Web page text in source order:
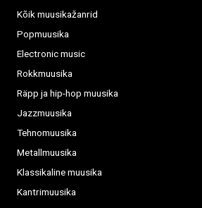
Kõik muusikažanrid
Popmuusika
Electronic music
Rokkmuusika
Räpp ja hip-hop muusika
Jazzmuusika
Tehnomuusika
Metallmuusika
Klassikaline muusika
Kantrimuusika